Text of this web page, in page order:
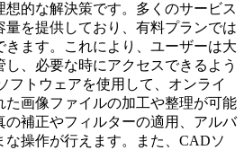
想的な解決策です。多くのサービス
量を提供しており、有料プランでは
きます。これにより、ユーザーは大
、必要な時にアクセスできるよう
フトウェアを使用して、オンライ
た画像ファイルの加工や整理が可能
の補正やフィルターの適用、アルバ
な操作が行えます。また、CADソ